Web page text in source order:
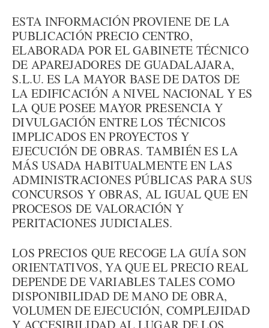
ESTA INFORMACIÓN PROVIENE DE LA
PUBLICACIÓN PRECIO CENTRO,
ELABORADA POR EL GABINETE TÉCNICO
DE APAREJADORES DE GUADALAJARA,
S.L.U. ES LA MAYOR BASE DE DATOS DE
LA EDIFICACIÓN A NIVEL NACIONAL Y ES
LA QUE POSEE MAYOR PRESENCIA Y
DIVULGACIÓN ENTRE LOS TÉCNICOS
IMPLICADOS EN PROYECTOS Y
EJECUCIÓN DE OBRAS. TAMBIÉN ES LA
MÁS USADA HABITUALMENTE EN LAS
ADMINISTRACIONES PÚBLICAS PARA SUS
CONCURSOS Y OBRAS, AL IGUAL QUE EN
PROCESOS DE VALORACIÓN Y
PERITACIONES JUDICIALES.
LOS PRECIOS QUE RECOGE LA GUÍA SON
ORIENTATIVOS, YA QUE EL PRECIO REAL
DEPENDE DE VARIABLES TALES COMO
DISPONIBILIDAD DE MANO DE OBRA,
VOLUMEN DE EJECUCIÓN, COMPLEJIDAD
Y ACCESIBILIDAD AL LUGAR DE LOS